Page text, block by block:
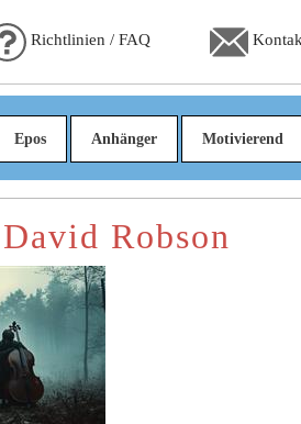
Richtlinien / FAQ
Epos Anhänger Motivierend
Robson